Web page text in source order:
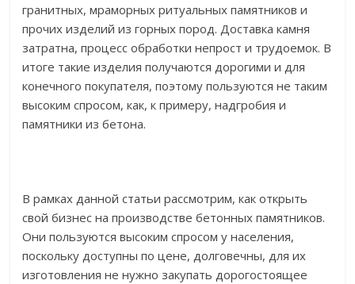
гранитных, мраморных ритуальных памятников и
прочих изделий из горных пород. Доставка камня
затратна, процесс обработки непрост и трудоемок. В
итоге такие изделия получаются дорогими и для
конечного покупателя, поэтому пользуются не таким
высоким спросом, как, к примеру, надгробия и
памятники из бетона.
В рамках данной статьи рассмотрим, как открыть
свой бизнес на производстве бетонных памятников.
Они пользуются высоким спросом у населения,
поскольку доступны по цене, долговечны, для их
изготовления не нужно закупать дорогостоящее